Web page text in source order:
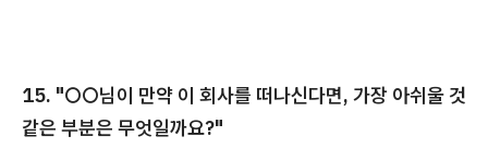
15. "○○님이 만약 이 회사를 떠나신다면, 가장 아쉬울 것
같은 부분은 무엇일까요?"